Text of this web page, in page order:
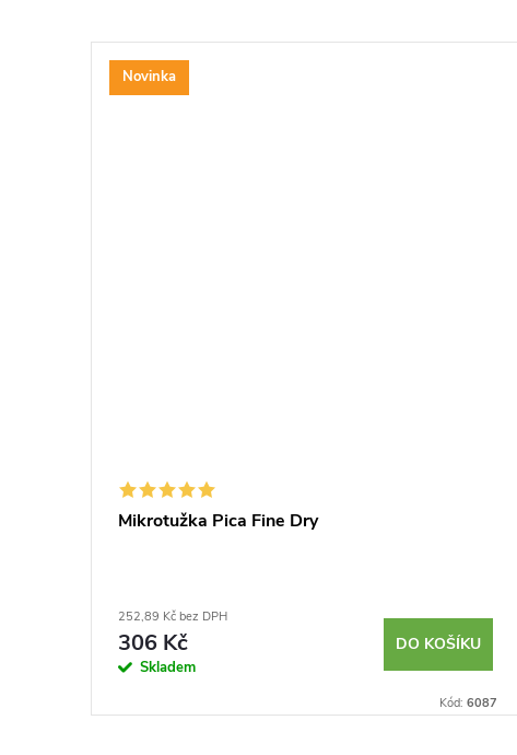
Novinka
Mikrotužka Pica Fine Dry
252,89 Kč bez DPH
306 Kč
Skladem
DO KOŠÍKU
Kód: 6087